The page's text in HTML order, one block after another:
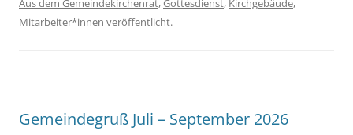
Aus dem Gemeindekirchenrat,Gottesdienst, Kirchgebäude,
Mitarbeiter*innen veröffentlicht.
Gemeindegruß Juli – September 2026